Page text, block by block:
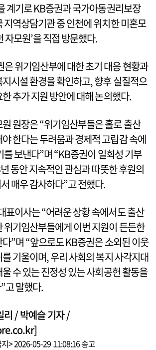
계기로 KB증권과 국가아동권리보장
지역상담기관 중 인천에 위치한 미혼모
자모원’을 직접 방문했다.
위기임산부에 대한 초기 대응 현황과
시설 환경을 확인하고, 향후 실질적으
추가 지원 방안에 대해 논의했다.
원장은 “위기임산부들은 홀로 출산
한다는 두려움과 경제적 고립감 속에
를 보낸다”며 “KB증권이 일회성 기부
동안 지속적인 관심과 따뜻한 후원의
매우 감사하다”고 전했다.
표이사는 “어려운 상황 속에서도 출산
위기임산부들에게 이번 지원이 든든한
”며 “앞으로도 KB증권은 소외된 이웃
기울이며, 우리 사회의 복지 사각지대
수 있는 진정성 있는 사회공헌 활동을
고 말했다.
리 / 박예슬 기자 /
> 2026-05-29 11:08:16 송고